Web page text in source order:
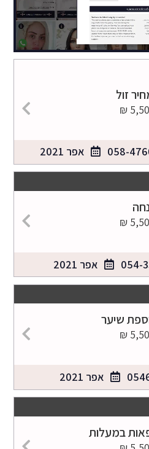
זול
058- אפר 2021
054- אפר 2021
שיער
אפר 2021
במעלות